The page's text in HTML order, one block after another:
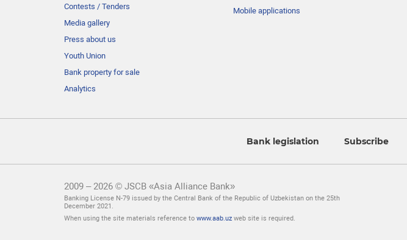
Contests / Tenders
Media gallery
Press about us
Youth Union
Bank property for sale
Analytics
Mobile applications
Bank legislation Subscribe
2009 – 2026 © JSCB «Asia Alliance Bank»
Banking License N-79 issued by the Central Bank of the Republic of Uzbekistan on the 25th
December 2021.
When using the site materials reference to www.aab.uz web site is required.